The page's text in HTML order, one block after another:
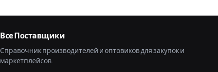
Все Поставщики
Справочник производителей и оптовиков для закупок и
маркетплейсов.